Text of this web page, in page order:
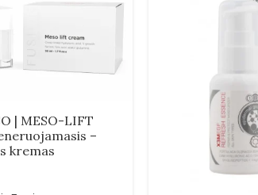
| MESO-LIFT
–
kremas